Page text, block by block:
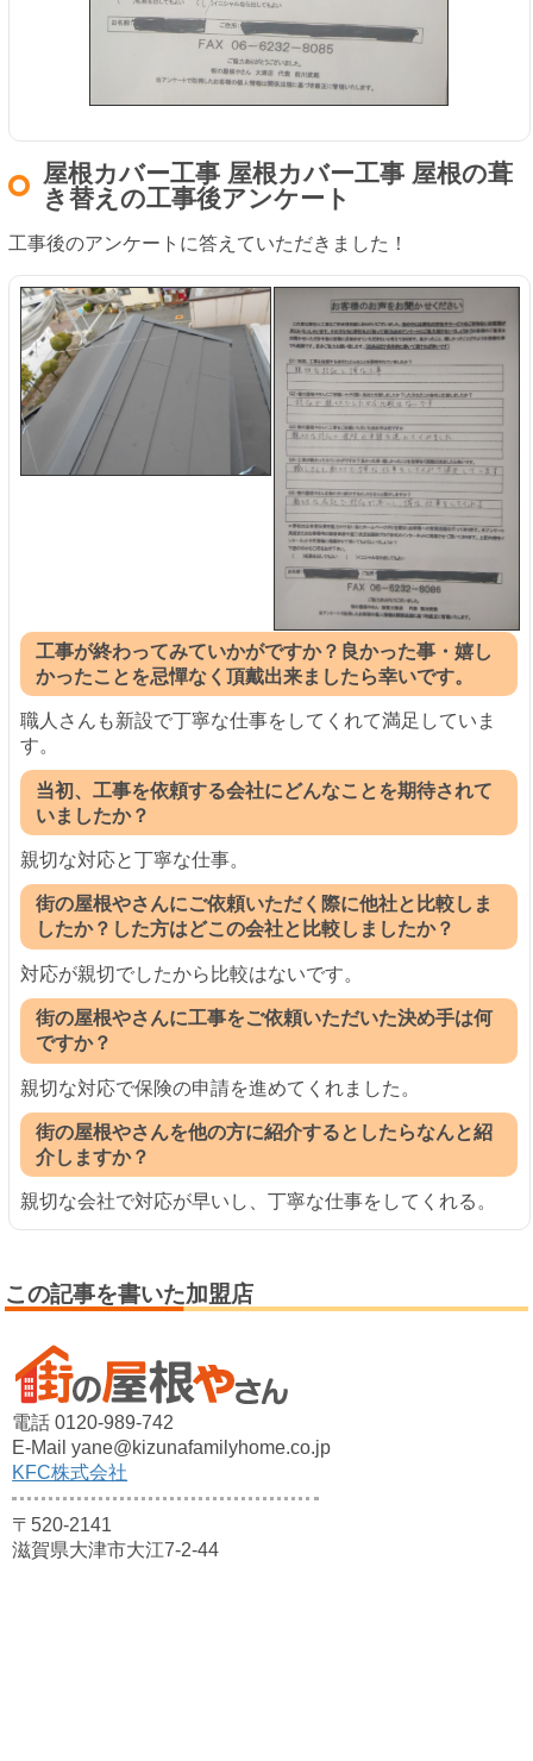
屋根カバー工事 屋根カバー工事 屋根の葺
き替えの工事後アンケート
工事後のアンケートに答えていただきました！
工事が終わってみていかがですか？良かった事・嬉し
かったことを忌憚なく頂戴出来ましたら幸いです。
職人さんも新設で丁寧な仕事をしてくれて満足していま
す。
当初、工事を依頼する会社にどんなことを期待されて
いましたか？
親切な対応と丁寧な仕事。
街の屋根やさんにご依頼いただく際に他社と比較しま
したか？した方はどこの会社と比較しましたか？
対応が親切でしたから比較はないです。
街の屋根やさんに工事をご依頼いただいた決め手は何
ですか？
親切な対応で保険の申請を進めてくれました。
街の屋根やさんを他の方に紹介するとしたらなんと紹
介しますか？
親切な会社で対応が早いし、丁寧な仕事をしてくれる。
この記事を書いた加盟店
電話 0120-989-742
E-Mail yane@kizunafamilyhome.co.jp
KFC株式会社
〒520-2141
滋賀県大津市大江7-2-44